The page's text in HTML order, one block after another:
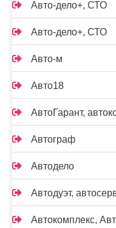
Авто-дело+, СТО
Авто-дело+, СТО
Авто-м
Авто18
АвтоГарант,
Автограф
Автодело
Автодуэт,
Автокомплекс,